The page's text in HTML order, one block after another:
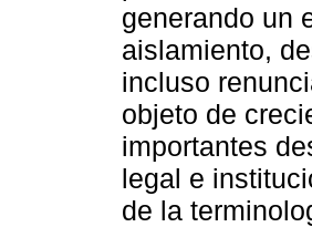
generando un
aislamiento,
incluso
objeto de
importantes
legal e
de la